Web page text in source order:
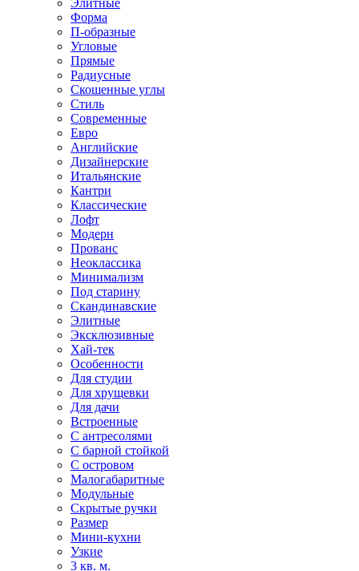
Элитные
Форма
П-образные
Угловые
Прямые
Радиусные
Скошенные углы
Стиль
Современные
Евро
Английские
Дизайнерские
Итальянские
Кантри
Классические
Лофт
Модерн
Прованс
Неоклассика
Минимализм
Под старину
Скандинавские
Элитные
Эксклюзивные
Хай-тек
Особенности
Для студии
Для хрущевки
Для дачи
Встроенные
С антресолями
С барной стойкой
С островом
Малогабаритные
Модульные
Скрытые ручки
Размер
Мини-кухни
Узкие
3 кв. м.